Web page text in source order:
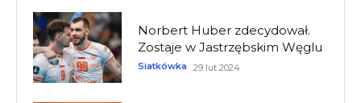
Norbert Huber zdecydował.
Zostaje w Jastrzębskim Węglu
Siatkówka 29 lut 2024